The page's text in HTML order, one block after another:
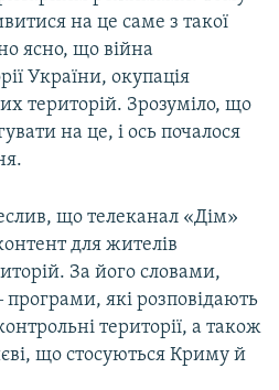
на це саме з такої
ясно, що війна
України, окупація
територій. Зрозуміло, що
на це, і ось почалося
що телеканал «Дім»
для жителів
За його словами,
які розповідають
території, а також
що стосуються Криму й